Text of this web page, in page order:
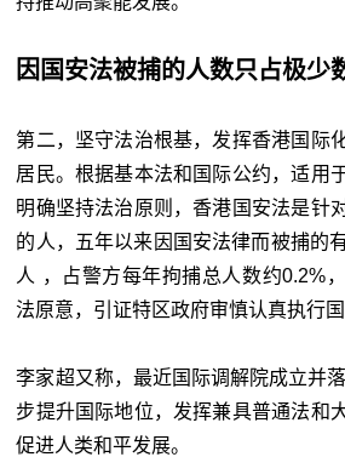
因国安法被捕的人数只占极少
第二，坚守法治根基，发挥香港国际
居民。根据基本法和国际公约，适用
明确坚持法治原则，香港国安法是针
的人，五年以来因国安法律而被捕的
人 ，占警方每年拘捕总人数约0.2%
法原意，引证特区政府审慎认真执行国
李家超又称，最近国际调解院成立并
步提升国际地位，发挥兼具普通法和
促进人类和平发展。